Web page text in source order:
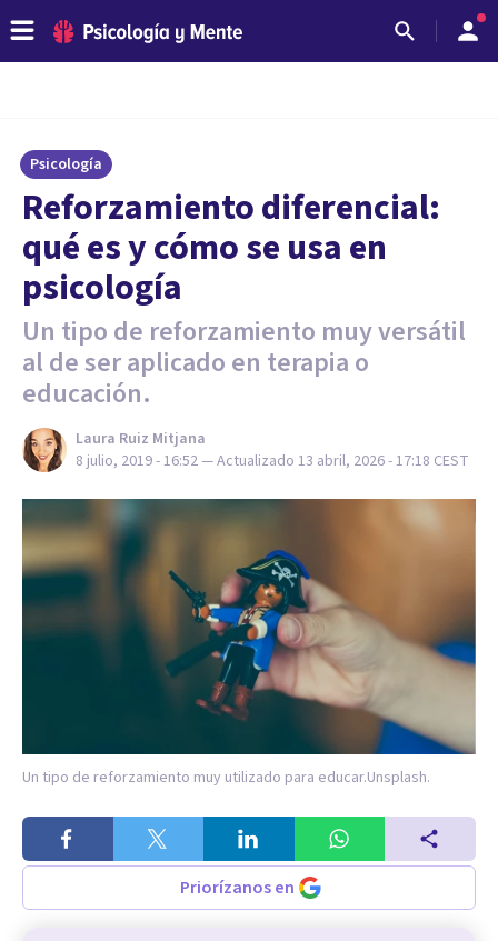
Psicología
Reforzamiento diferencial:
qué es y cómo se usa en
psicología
Un tipo de reforzamiento muy versátil
al de ser aplicado en terapia o
educación.
Laura Ruiz Mitjana
8 julio, 2019 - 16:52— Actualizado 13 abril, 2026 - 17:18 CEST
Un tipo de reforzamiento muy utilizado para educar.Unsplash.
Priorízanos en